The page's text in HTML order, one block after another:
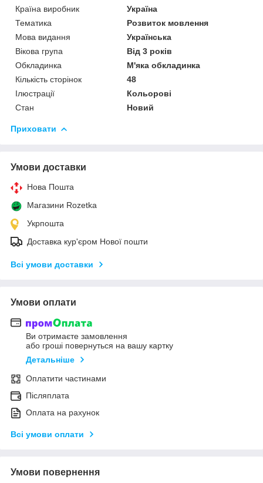
Країна виробник
Україна
Тематика
Розвиток мовлення
Мова видання
Українська
Вікова група
Від 3 років
Обкладинка
М'яка обкладинка
Кількість сторінок
48
Ілюстрації
Кольорові
Стан
Новий
Приховати
Умови доставки
Нова Пошта
Магазини Rozetka
Укрпошта
Доставка кур'єром Нової пошти
Всі умови доставки
Умови оплати
Ви отримаєте замовлення
або гроші повернуться на вашу картку
Детальніше
Оплатити частинами
Післяплата
Оплата на рахунок
Всі умови оплати
Умови повернення